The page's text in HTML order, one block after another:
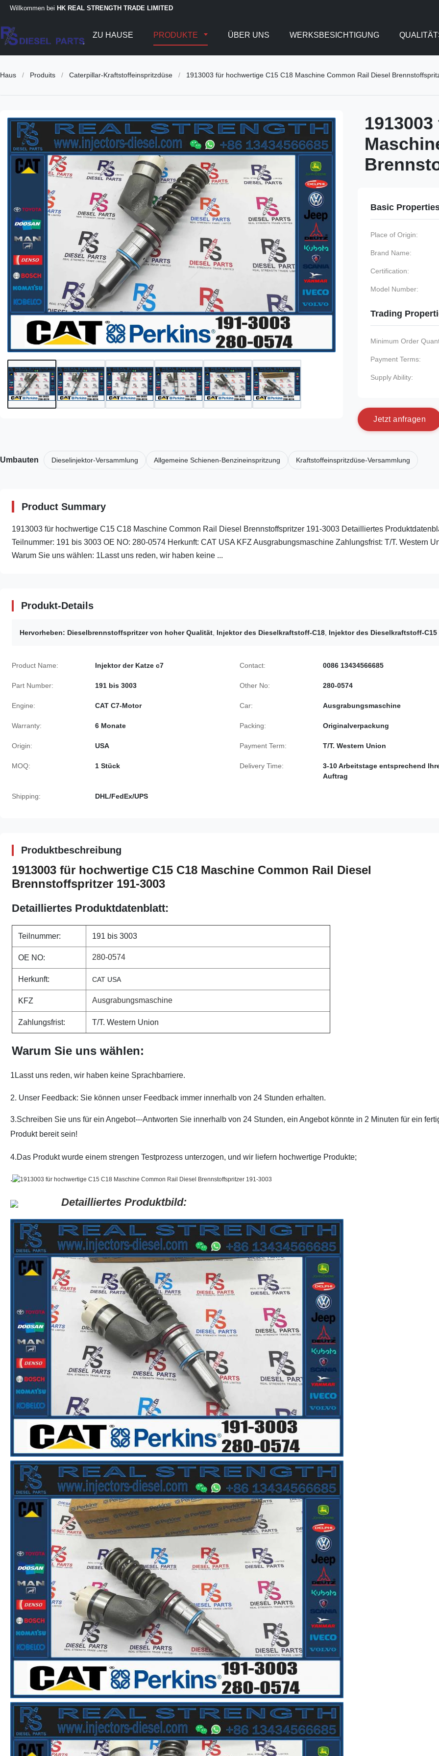
Willkommen bei HK REAL STRENGTH TRADE LIMITED
ZU HAUSE PRODUKTE ÜBER UNS WERKSBESICHTIGUNG
Haus / Produits / Caterpillar-Kraftstoffeinspritzdüse / 1913003 für hochwertige C15 C18 Maschine Common Rail Diesel
Basic
Place of Origin:
Brand Name:
Certification:
Model Number:
Trading
Minimum Order
Payment Terms:
Supply Ability:
Jetzt anfragen
Umbauten Dieselinjektor-Versammlung Allgemeine Schienen-Benzineinspritzung Kraftstoffeinspritzdüse-Versammlung
Product Summary
1913003 für hochwertige C15 C18 Maschine Common Rail Diesel Brennstoffspritzer 191-3003 Detailliertes
Teilnummer: 191 bis 3003 OE NO: 280-0574 Herkunft: CAT USA KFZ Ausgrabungsmaschine Zahlungsfrist: T/T. Western
Warum Sie uns wählen: 1Lasst uns reden, wir haben keine ...
Produkt-Details
Hervorheben: Dieselbrennstoffspritzer von hoher Qualität Injektor des Dieselkraftstoff-C18 Injektor des Dieselkraftstoff-C15
Product Name: Injektor der Katze c7 Contact: 0086 13434566685
Part Number: 191 bis 3003 Other No: 280-0574
Engine: CAT C7-Motor Car: Ausgrabungsmaschine
Warranty: 6 Monate Packing: Originalverpackung
Origin: USA Payment Term: T/T. Western Union
MOQ: 1 Stück Delivery Time:
3-10 Arbeitstage entsprechend
Auftrag
Shipping: DHL/FedEx/UPS
Produktbeschreibung
1913003 für hochwertige C15 C18 Maschine Common Rail Diesel
Brennstoffspritzer 191-3003
Detailliertes Produktdatenblatt:
Teilnummer: 191 bis 3003
OE NO: 280-0574
Herkunft: CAT USA
KFZ Ausgrabungsmaschine
Zahlungsfrist: T/T. Western Union
Warum Sie uns wählen:
1Lasst uns reden, wir haben keine Sprachbarriere.
2. Unser Feedback: Sie können unser Feedback immer innerhalb von 24 Stunden erhalten.
3.Schreiben Sie uns für ein Angebot---Antworten Sie innerhalb von 24 Stunden, ein Angebot könnte in 2 Minuten für ein
Produkt bereit sein!
4.Das Produkt wurde einem strengen Testprozess unterzogen, und wir liefern hochwertige Produkte;
.
Detailliertes Produktbild: